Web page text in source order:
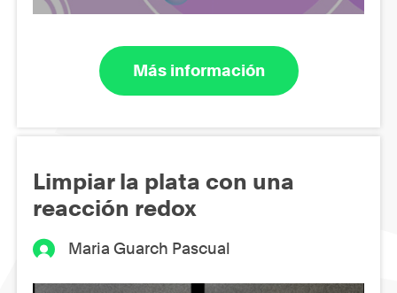
Más información
Limpiar la plata con una
reacción redox
Maria Guarch Pascual